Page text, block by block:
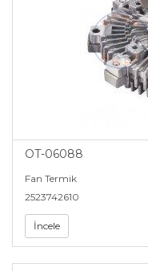
OT-06088
Fan Termik
2523742610
İncele